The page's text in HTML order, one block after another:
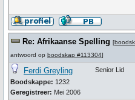
Re: Afrikaanse Spelling [
antwoord op boodskap #113304]
Ferdi Greyling
Boodskappe: 1232
Geregistreer: Mei 2006
Senior Lid